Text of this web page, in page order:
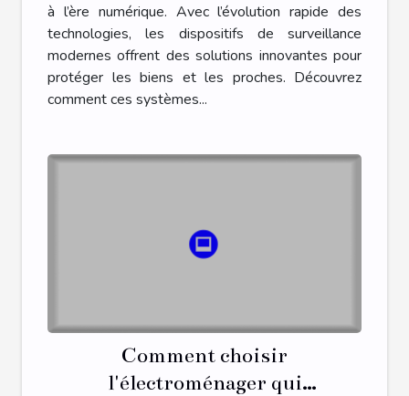
à l’ère numérique. Avec l’évolution rapide des
technologies, les dispositifs de surveillance
modernes offrent des solutions innovantes pour
protéger les biens et les proches. Découvrez
comment ces systèmes...
Comment choisir
l'électroménager qui